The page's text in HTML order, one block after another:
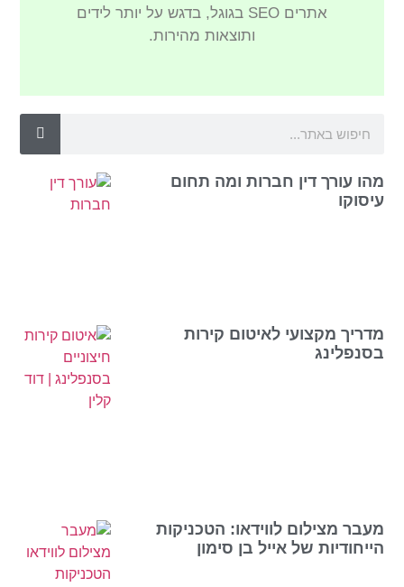
אתרים SEO בגוגל, בדגש על יותר לידים
ותוצאות מהירות.
מהו עורך דין חברות ומה תחום
עיסוקו
מדריך מקצועי לאיטום קירות
בסנפלינג
מעבר מצילום לווידאו: הטכניקות
הייחודיות של אייל בן סימון